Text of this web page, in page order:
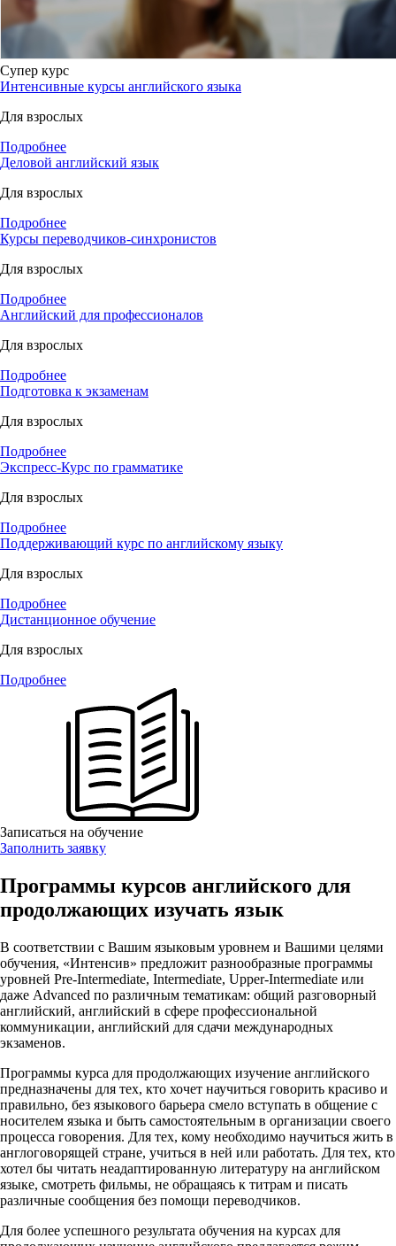
Супер курс
Интенсивные курсы английского языка
Для взрослых
Подробнее
Деловой английский язык
Для взрослых
Подробнее
Курсы переводчиков-синхронистов
Для взрослых
Подробнее
Английский для профессионалов
Для взрослых
Подробнее
Подготовка к экзаменам
Для взрослых
Подробнее
Экспресс-Курс по грамматике
Для взрослых
Подробнее
Поддерживающий курс по английскому языку
Для взрослых
Подробнее
Дистанционное обучение
Для взрослых
Подробнее
Записаться на обучение
Заполнить заявку
Программы курсов английского для
продолжающих изучать язык
В соответствии с Вашим языковым уровнем и Вашими целями
обучения, «Интенсив» предложит разнообразные программы
уровней Pre-Intermediate, Intermediate, Upper-Intermediate или
даже Advanced по различным тематикам: общий разговорный
английский, английский в сфере профессиональной
коммуникации, английский для сдачи международных
экзаменов.
Программы курса для продолжающих изучение английского
предназначены для тех, кто хочет научиться говорить красиво и
правильно, без языкового барьера смело вступать в общение с
носителем языка и быть самостоятельным в организации своего
процесса говорения. Для тех, кому необходимо научиться жить в
англоговорящей стране, учиться в ней или работать. Для тех, кто
хотел бы читать неадаптированную литературу на английском
языке, смотреть фильмы, не обращаясь к титрам и писать
различные сообщения без помощи переводчиков.
Для более успешного результата обучения на курсах для